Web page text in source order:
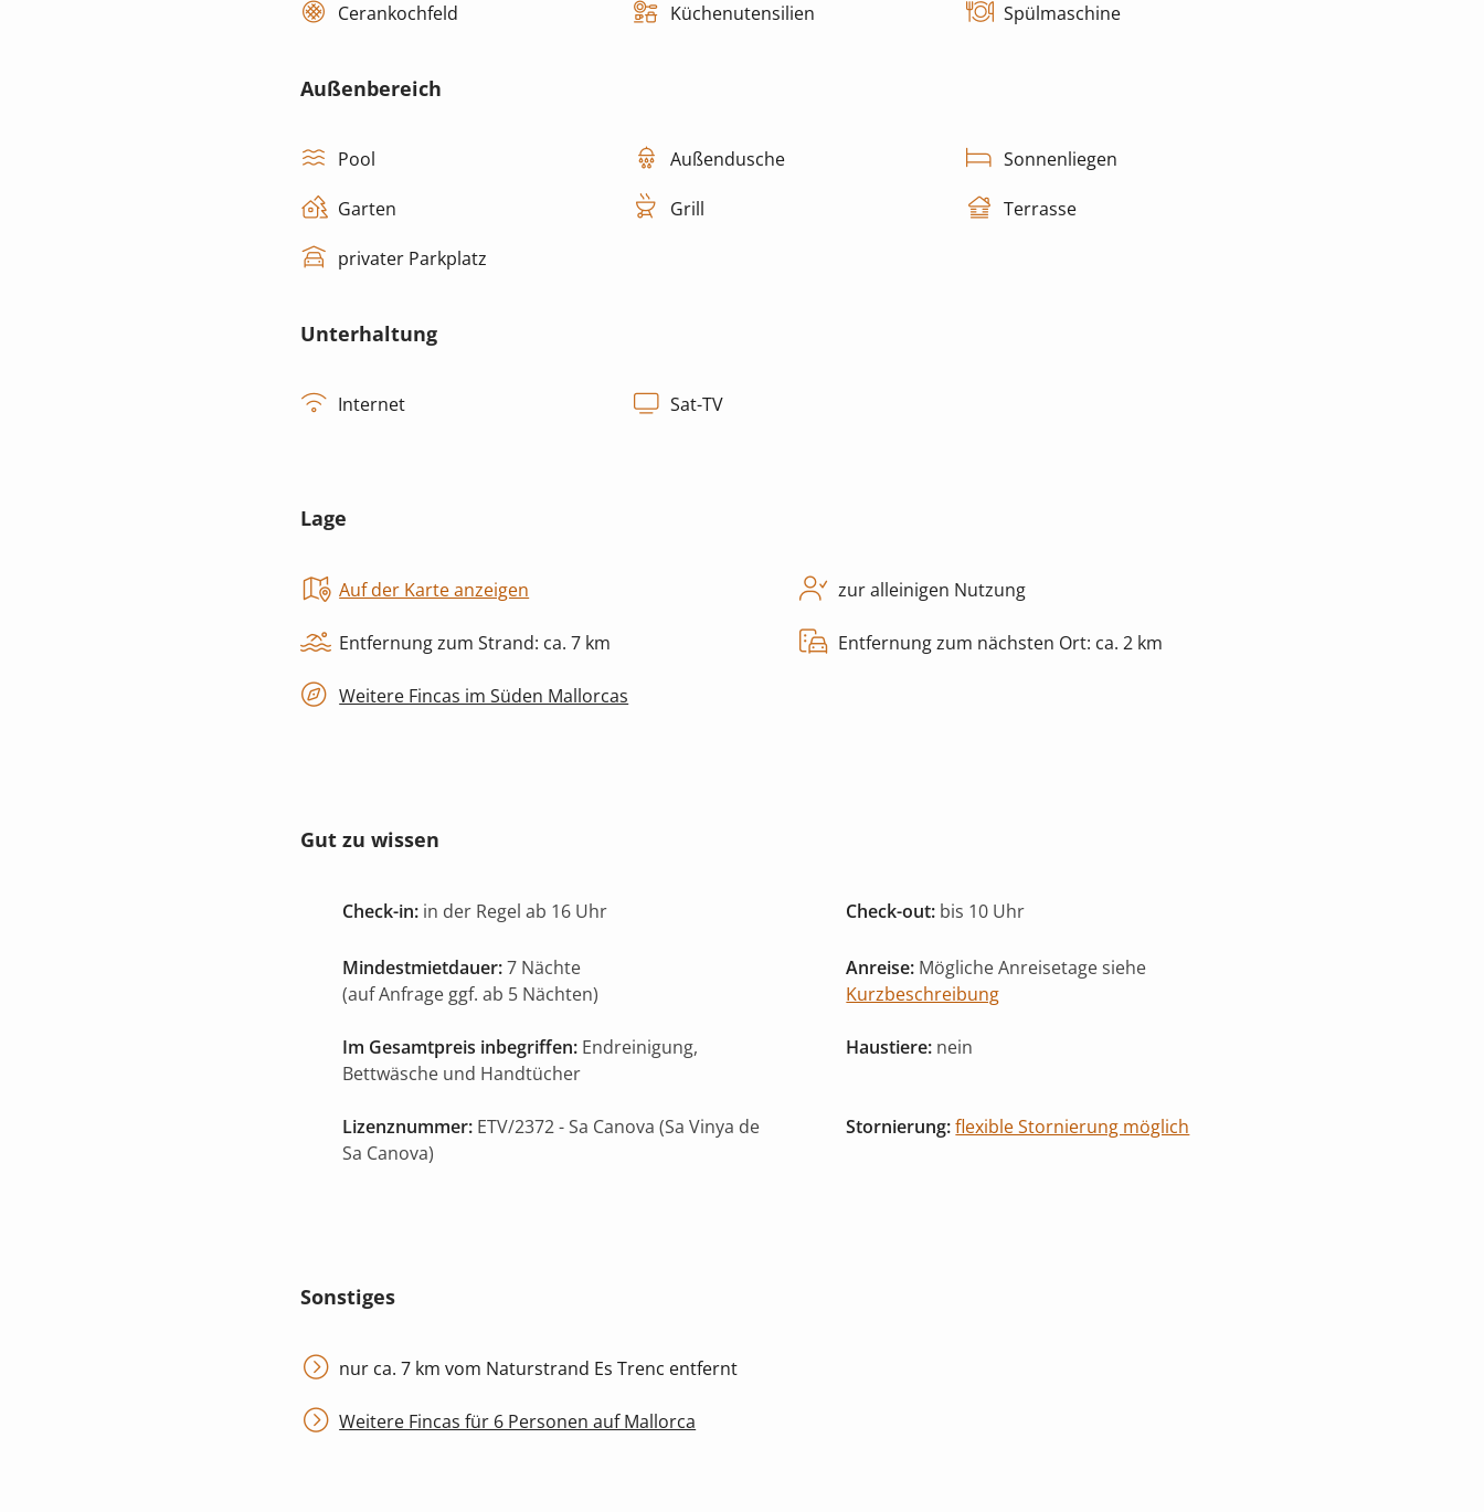
Cerankochfeld Küchenutensilien Spülmaschine
Außenbereich
Pool Außendusche Sonnenliegen
Garten Grill Terrasse
privater Parkplatz
Unterhaltung
Internet Sat-TV
Lage
Auf der Karte anzeigen zur alleinigen Nutzung
Entfernung zum Strand: ca. 7 km Entfernung zum nächsten Ort: ca. 2 km
Weitere Fincas im Süden Mallorcas
Gut zu wissen
Check-in: in der Regel ab 16 Uhr Check-out: bis 10 Uhr
Mindestmietdauer:7 Nächte
(auf Anfrage ggf. ab 5 Nächten)
Anreise: Mögliche Anreisetage siehe
Kurzbeschreibung
Im Gesamtpreis inbegriffen: Endreinigung,
Bettwäsche und Handtücher
Haustiere: nein
Lizenznummer: ETV/2372- Sa Canova (Sa Vinya de
Sa Canova)
Stornierung:flexible Stornierung möglich
Sonstiges
nur ca. 7 km vom Naturstrand Es Trenc entfernt
Weitere Fincas für 6 Personen auf Mallorca